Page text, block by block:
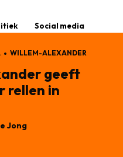
Social media
WILLEM-ALEXANDER
geeft
rellen in
Jong